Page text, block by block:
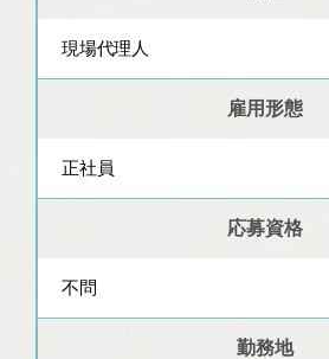
現場代理人
雇用形態
正社員
応募資格
不問
勤務地